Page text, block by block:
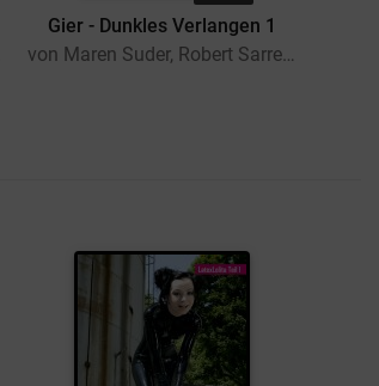
Gier - Dunkles Verlangen 1
von Maren Suder, Robert Sarre, Tabor Jenkins, Gregor Dunajew, Hans Bergmann